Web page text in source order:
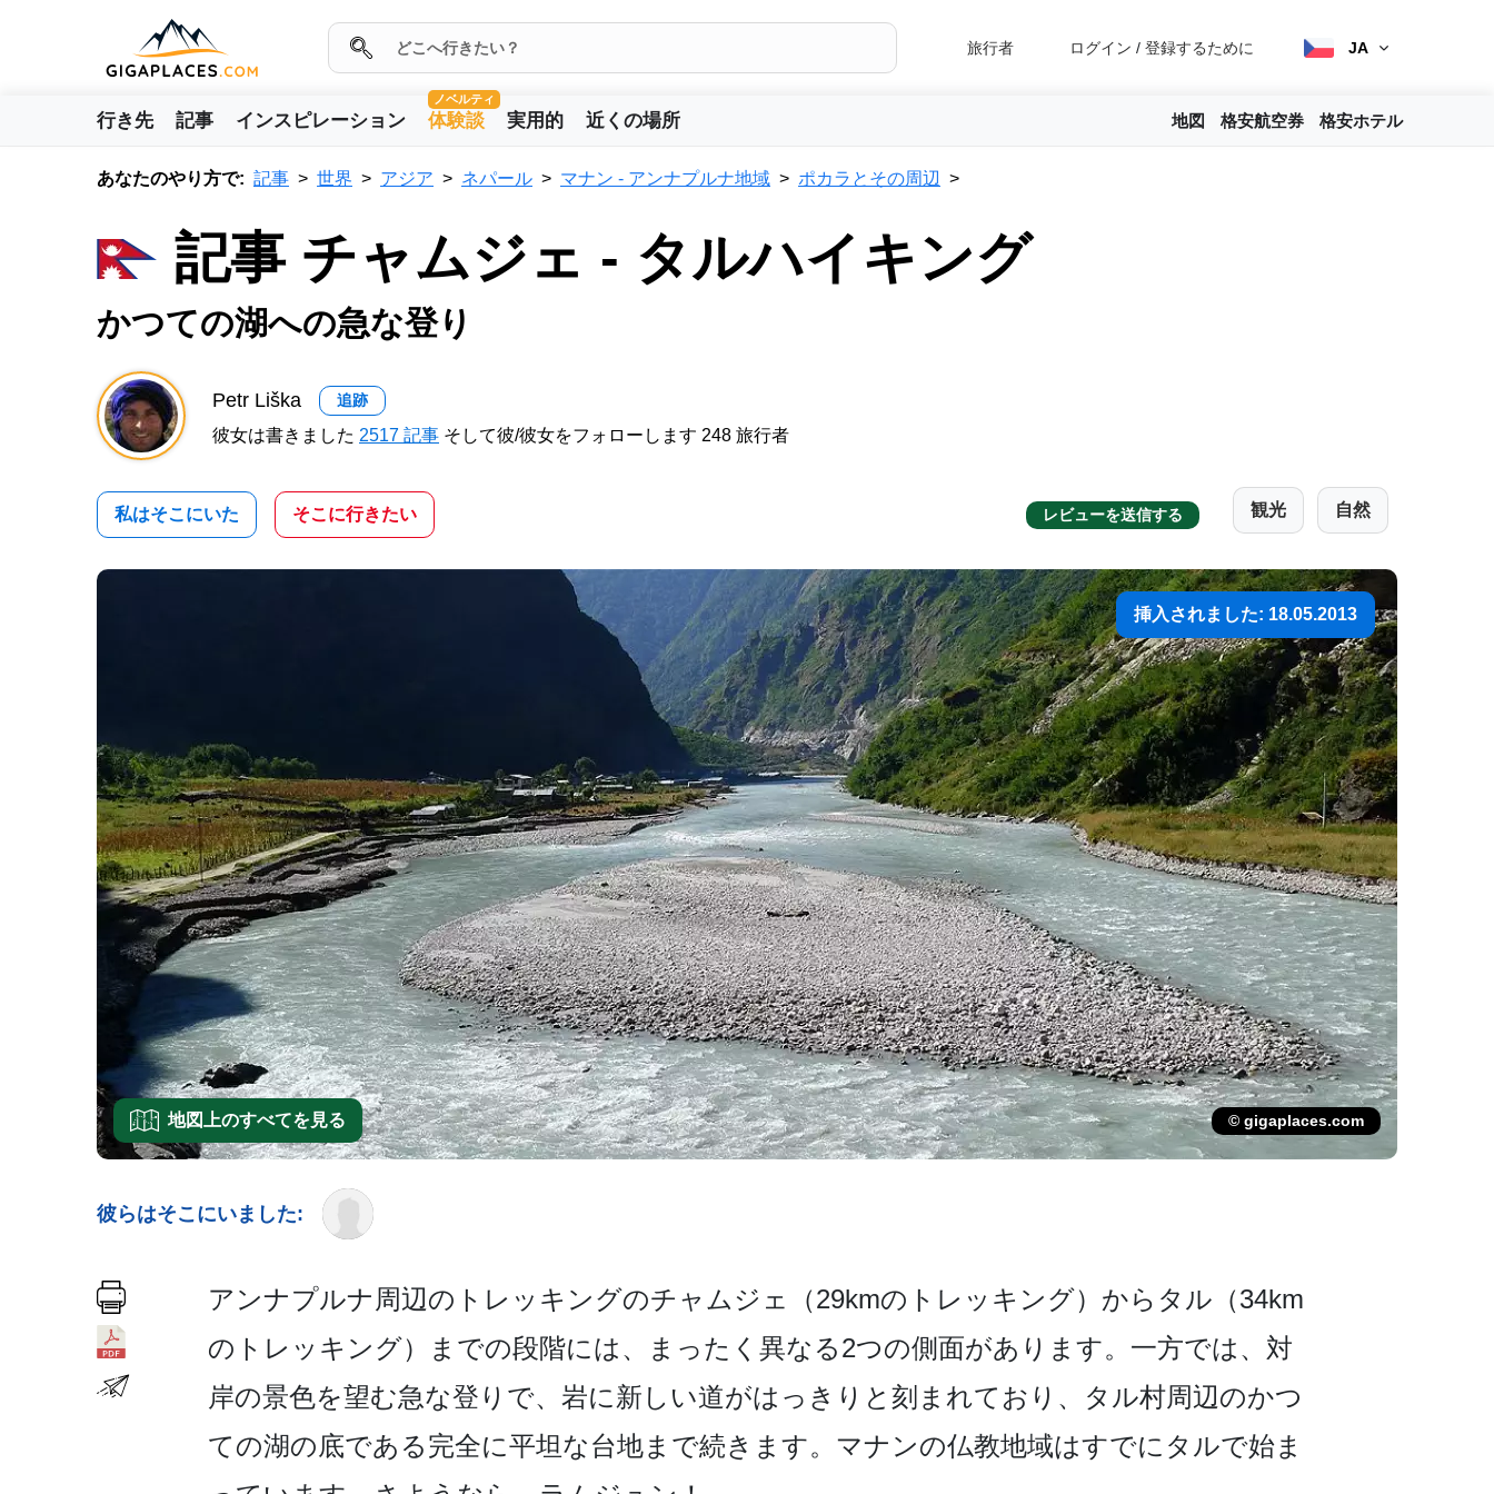
旅行者 ログイン / 登録するために JA
行き先 記事 インスピレーション
ノベルティ
体験談 実用的 近くの場所 地図 格安航空券 格安ホテル
あなたのやり方で: 記事 世界 アジア ネパール マナン - アンナプルナ地域 ポカラとその周辺
記事 チャムジェ - タルハイキング
かつての湖への急な登り
Petr Liška 追跡
彼女は書きました 2517 記事 そして彼/彼女をフォローします 248 旅行者
私はそこにいた そこに行きたい レビューを送信する 観光 自然
挿入されました: 18.05.2013
地図上のすべてを見る © gigaplaces.com
彼らはそこにいました:
アンナプルナ周辺のトレッキ­ングのチャムジェ（29kmのトレッキング）からタ­ル（34km
のトレッキング）までの段階には、まっ­たく異なる2つの側面があります。一方では、対
岸の­景色を望む急な登りで、岩に新しい道がはっきりと刻­まれており、タル村周辺のかつ
ての湖の底である完全­に平坦な台地まで続きます。マナンの仏教地域はすで­にタルで始ま